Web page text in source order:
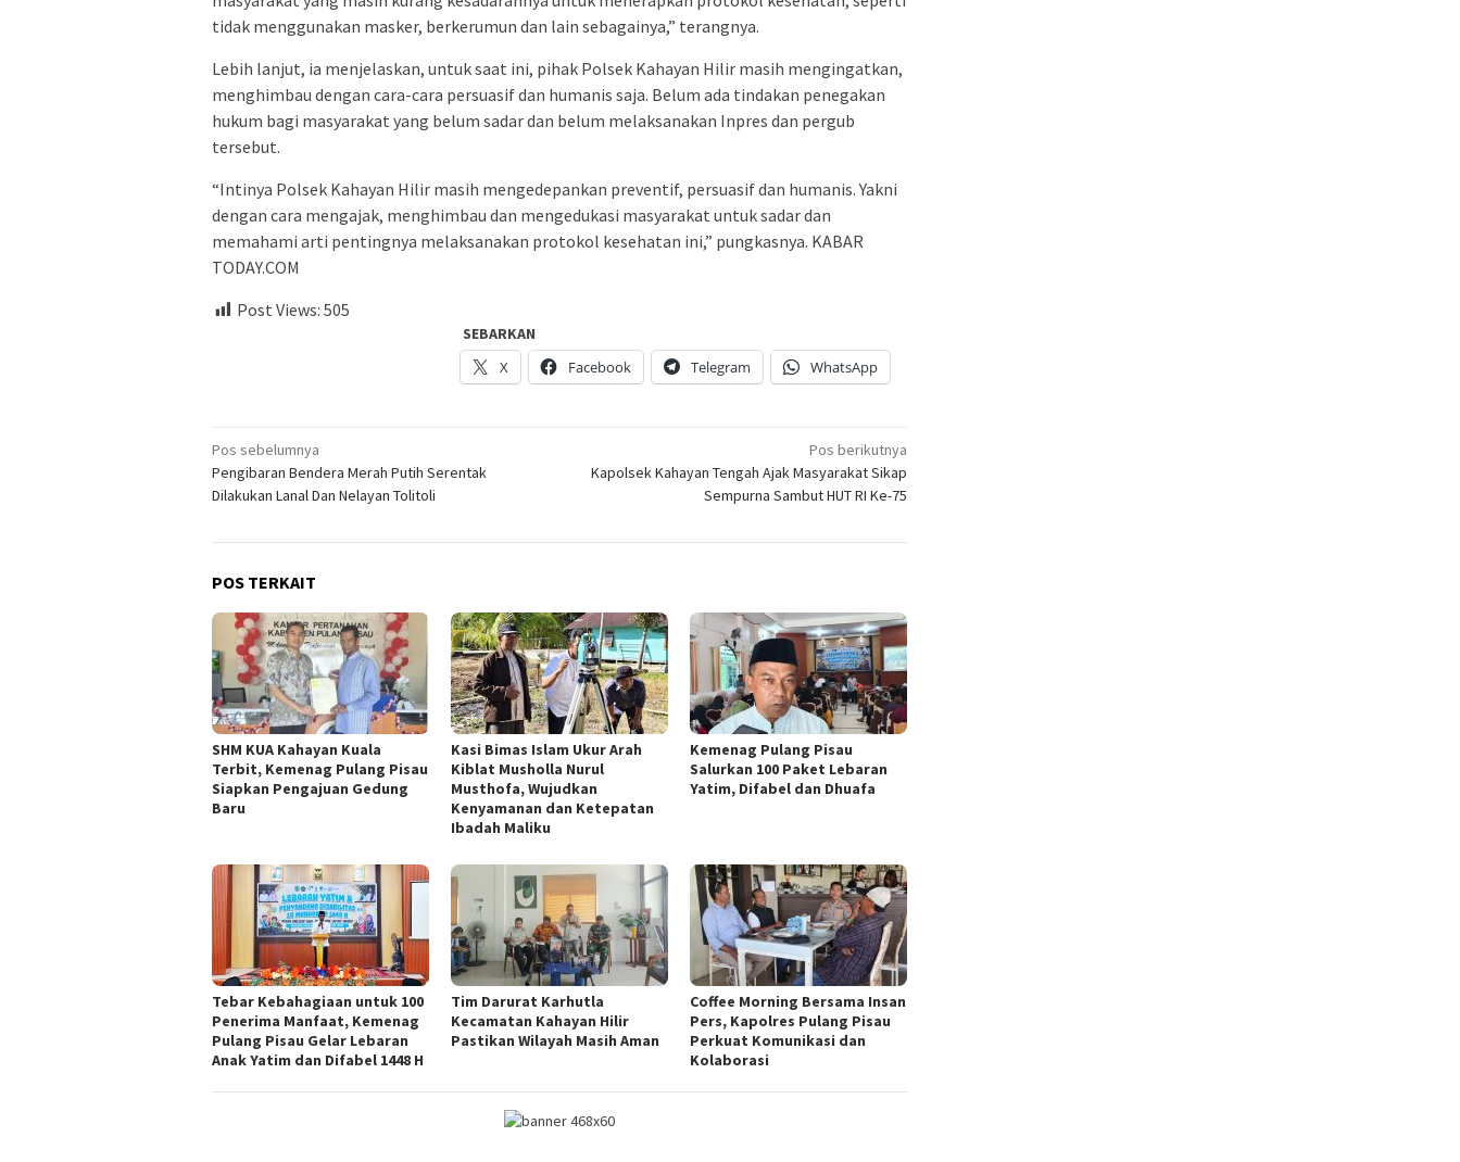
tidak menggunakan masker, berkerumun dan lain sebagainya,” terangnya.
Lebih lanjut, ia menjelaskan, untuk saat ini, pihak Polsek Kahayan Hilir masih mengingatkan,
menghimbau dengan cara-cara persuasif dan humanis saja. Belum ada tindakan penegakan
hukum bagi masyarakat yang belum sadar dan belum melaksanakan Inpres dan pergub
tersebut.
“Intinya Polsek Kahayan Hilir masih mengedepankan preventif, persuasif dan humanis. Yakni
dengan cara mengajak, menghimbau dan mengedukasi masyarakat untuk sadar dan
memahami arti pentingnya melaksanakan protokol kesehatan ini,” pungkasnya. KABAR
TODAY.COM
Post Views: 505
SEBARKAN
X
Facebook Telegram WhatsApp
Navigasi
pos
Pos sebelumnya
Pengibaran Bendera Merah Putih Serentak
Dilakukan Lanal Dan Nelayan Tolitoli
Pos berikutnya
Kapolsek Kahayan Tengah Ajak Masyarakat Sikap
Sempurna Sambut HUT RI Ke-75
POS TERKAIT
SHM KUA Kahayan Kuala
Terbit, Kemenag Pulang Pisau
Siapkan Pengajuan Gedung
Baru
Kasi Bimas Islam Ukur Arah
Kiblat Musholla Nurul
Musthofa, Wujudkan
Kenyamanan dan Ketepatan
Ibadah Maliku
Kemenag Pulang Pisau
Salurkan 100 Paket Lebaran
Yatim, Difabel dan Dhuafa
Tebar Kebahagiaan untuk 100
Penerima Manfaat, Kemenag
Pulang Pisau Gelar Lebaran
Anak Yatim dan Difabel 1448 H
Tim Darurat Karhutla
Kecamatan Kahayan Hilir
Pastikan Wilayah Masih Aman
Coffee Morning Bersama Insan
Pers, Kapolres Pulang Pisau
Perkuat Komunikasi dan
Kolaborasi